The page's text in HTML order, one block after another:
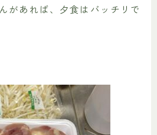
があれば、夕食はバッチリで